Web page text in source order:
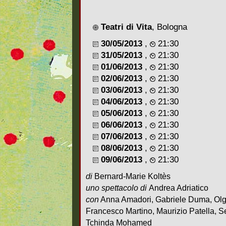
Teatri di Vita, Bologna
30/05/2013 ,
21:30
31/05/2013 ,
21:30
01/06/2013 ,
21:30
02/06/2013 ,
21:30
03/06/2013 ,
21:30
04/06/2013 ,
21:30
05/06/2013 ,
21:30
06/06/2013 ,
21:30
07/06/2013 ,
21:30
08/06/2013 ,
21:30
09/06/2013 , 21:30
di Bernard-Marie Koltès
uno spettacolo di Andrea Adriatico
conAnna Amadori, Gabriele Duma,
Francesco Martino, Maurizio Patella,
Tchinda Mohamed